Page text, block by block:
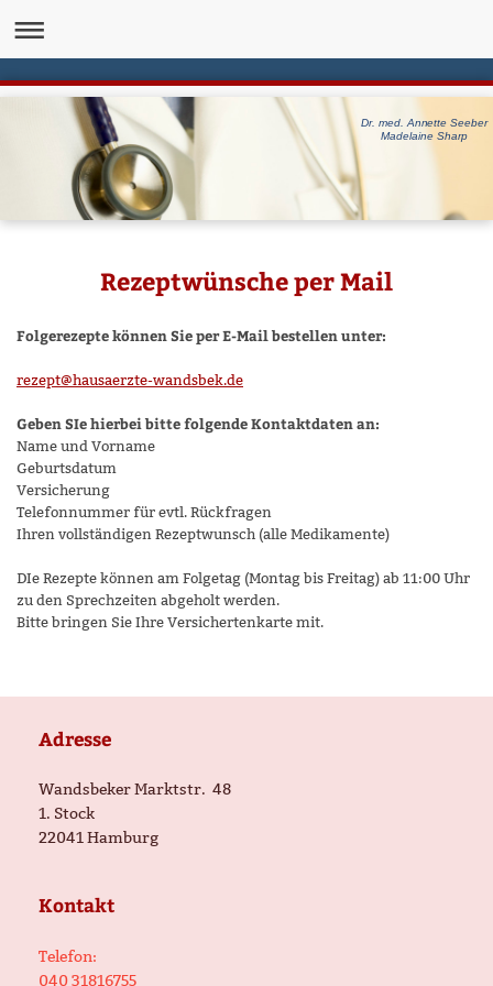
Dr. med. Annette Seeber
Madelaine Sharp
Rezeptwünsche per Mail
Folgerezepte können Sie per E-Mail bestellen unter:
rezept@hausaerzte-wandsbek.de
Geben SIe hierbei bitte folgende Kontaktdaten an:
Name und Vorname
Geburtsdatum
Versicherung
Telefonnummer für evtl. Rückfragen
Ihren vollständigen Rezeptwunsch (alle Medikamente)
DIe Rezepte können am Folgetag (Montag bis Freitag) ab 11:00 Uhr
zu den Sprechzeiten abgeholt werden.
Bitte bringen Sie Ihre Versichertenkarte mit.
Adresse
Wandsbeker Marktstr. 48
1. Stock
22041Hamburg
Kontakt
Telefon:
040 31816755